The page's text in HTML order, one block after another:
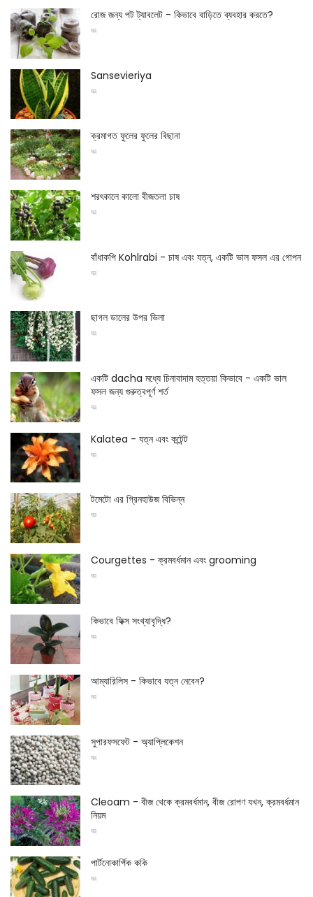
রোজ জন্য পট ট্যাবলেট - কিভাবে বাড়িতে ব্যবহার করতে?
ঘর
Sansevieriya
ঘর
ক্রমাগত ফুলের ফুলের বিছানা
ঘর
শরৎকালে কালো বীজতলা চাষ
ঘর
বাঁধাকপি Kohlrabi - চাষ এবং যত্ন, একটি ভাল ফসল এর গোপন
ঘর
ছাগল ডালের উপর ভিলা
ঘর
একটি dacha মধ্যে চিনাবাদাম হত্তয়া কিভাবে - একটি ভাল
ফসল জন্য গুরুত্বপূর্ণ শর্ত
ঘর
Kalatea - যত্ন এবং কন্টেন্ট
ঘর
টমেটো এর গ্রিনহাউজ বিভিন্ন
ঘর
Courgettes - ক্রমবর্ধমান এবং grooming
ঘর
কিভাবে ফিক্স সংখ্যাবৃদ্ধি?
ঘর
আম্যারিলিস - কিভাবে যত্ন নেবেন?
ঘর
সুপারফসফেট - অ্যাপ্লিকেশন
ঘর
Cleoam - বীজ থেকে ক্রমবর্ধমান, বীজ রোপণ যখন, ক্রমবর্ধমান
নিয়ম
ঘর
পার্টনোকার্পিক ককি
ঘর